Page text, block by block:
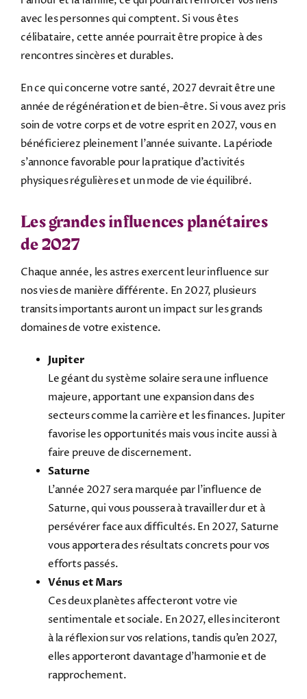
avec les personnes qui comptent. Si vous êtes
célibataire, cette année pourrait être propice à des
rencontres sincères et durables.
En ce qui concerne votre santé, 2027 devrait être une
année de régénération et de bien-être. Si vous avez pris
soin de votre corps et de votre esprit en 2027, vous en
bénéficierez pleinement l’année suivante. La période
s’annonce favorable pour la pratique d’activités
physiques régulières et un mode de vie équilibré.
Les grandes influences planétaires
de 2027
Chaque année, les astres exercent leur influence sur
nos vies de manière différente. En 2027, plusieurs
transits importants auront un impact sur les grands
domaines de votre existence.
Jupiter
Le géant du système solaire sera une influence
majeure, apportant une expansion dans des
secteurs comme la carrière et les finances. Jupiter
favorise les opportunités mais vous incite aussi à
faire preuve de discernement.
Saturne
L’année 2027 sera marquée par l’influence de
Saturne, qui vous poussera à travailler dur et à
persévérer face aux difficultés. En 2027, Saturne
vous apportera des résultats concrets pour vos
efforts passés.
Vénus et Mars
Ces deux planètes affecteront votre vie
sentimentale et sociale. En 2027, elles inciteront
à la réflexion sur vos relations, tandis qu’en 2027,
elles apporteront davantage d’harmonie et de
rapprochement.